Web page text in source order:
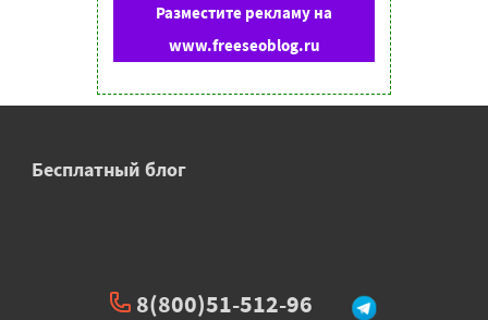
Разместите рекламу на
www.freeseoblog.ru
Бесплатный блог
8(800)51-512-96